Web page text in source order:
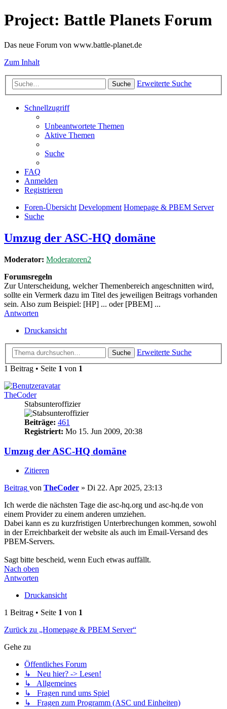
Project: Battle Planets Forum
Das neue Forum von www.battle-planet.de
Zum Inhalt
Suche Erweiterte Suche
Schnellzugriff
Unbeantwortete Themen
Aktive Themen
Suche
FAQ
Anmelden
Registrieren
Foren-Übersicht Development Homepage & PBEM Server
Suche
Umzug der ASC-HQ domäne
Moderator: Moderatoren2
Forumsregeln
Zur Unterscheidung, welcher Themenbereich angeschnitten wird,
sollte ein Vermerk dazu im Titel des jeweiligen Beitrags vorhanden
sein. Also zum Beispiel: [HP] ... oder [PBEM] ...
Antworten
Druckansicht
Suche
Erweiterte Suche
1 Beitrag • Seite 1 von 1
TheCoder
Stabsunteroffizier
Beiträge: 461
Registriert: Mo 15. Jun 2009, 20:38
Umzug der ASC-HQ domäne
Zitieren
Beitrag von TheCoder » Di 22. Apr 2025, 23:13
Ich werde die nächsten Tage die asc-hq.org und asc-hq.de von
einem Provider zu einem anderen umziehen.
Dabei kann es zu kurzfristigen Unterbrechungen kommen, sowohl
in der Erreichbarkeit der website als auch im Email-Versand des
PBEM-Servers.
Sagt bitte bescheid, wenn Euch etwas auffällt.
Nach oben
Antworten
Druckansicht
1 Beitrag • Seite 1 von 1
Zurück zu „Homepage & PBEM Server“
Gehe zu
Öffentliches Forum
↳ Neu hier? -> Lesen!
↳ Allgemeines
↳ Fragen rund ums Spiel
↳ Fragen zum Programm (ASC und Einheiten)